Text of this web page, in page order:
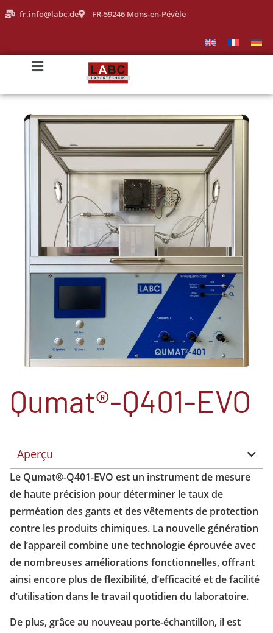
fr.info@labc.de FR-59246 Mons-en-Pévèle
Qumat®-Q401-EVO
Aperçu
Le Qumat®-Q401-EVO est un instrument de mesure
de haute précision pour déterminer le taux de
perméation des gants et des vêtements de protection
contre les produits chimiques. La nouvelle génération
de l’appareil combine une technologie éprouvée avec
de nombreuses améliorations fonctionnelles, offrant
ainsi encore plus de flexibilité, d’efficacité et de facilité
d’utilisation dans le travail quotidien du laboratoire.
De plus, grâce au nouveau porte-échantillon, il est